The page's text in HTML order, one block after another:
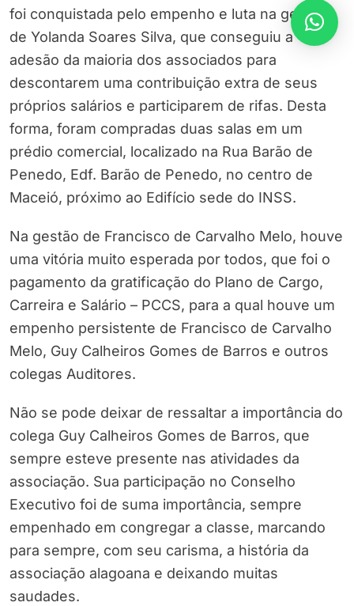
foi conquistada pelo empenho e luta na gestão
de Yolanda Soares Silva, que conseguiu a
adesão da maioria dos associados para
descontarem uma contribuição extra de seus
próprios salários e participarem de rifas. Desta
forma, foram compradas duas salas em um
prédio comercial, localizado na Rua Barão de
Penedo, Edf. Barão de Penedo, no centro de
Maceió, próximo ao Edifício sede do INSS.
Na gestão de Francisco de Carvalho Melo, houve
uma vitória muito esperada por todos, que foi o
pagamento da gratificação do Plano de Cargo,
Carreira e Salário – PCCS, para a qual houve um
empenho persistente de Francisco de Carvalho
Melo, Guy Calheiros Gomes de Barros e outros
colegas Auditores.
Não se pode deixar de ressaltar a importância do
colega Guy Calheiros Gomes de Barros, que
sempre esteve presente nas atividades da
associação. Sua participação no Conselho
Executivo foi de suma importância, sempre
empenhado em congregar a classe, marcando
para sempre, com seu carisma, a história da
associação alagoana e deixando muitas
saudades.